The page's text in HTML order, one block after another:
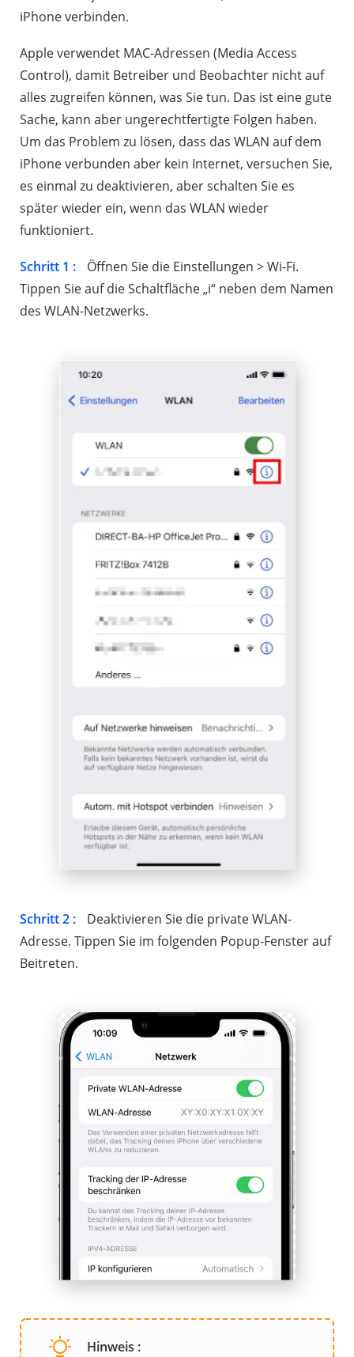
iPhone verbinden.
Apple verwendet MAC-Adressen (Media Access
Control), damit Betreiber und Beobachter nicht auf
alles zugreifen können, was Sie tun. Das ist eine gute
Sache, kann aber ungerechtfertigte Folgen haben.
Um das Problem zu lösen, dass das WLAN auf dem
iPhone verbunden aber kein Internet, versuchen Sie,
es einmal zu deaktivieren, aber schalten Sie es
später wieder ein, wenn das WLAN wieder
funktioniert.
Schritt 1 :
Öffnen Sie die Einstellungen > Wi-Fi.
Tippen Sie auf die Schaltfläche „i“ neben dem Namen
des WLAN-Netzwerks.
Schritt 2 :
Deaktivieren Sie die private WLAN-
Adresse. Tippen Sie im folgenden Popup-Fenster auf
Beitreten.
Hinweis :